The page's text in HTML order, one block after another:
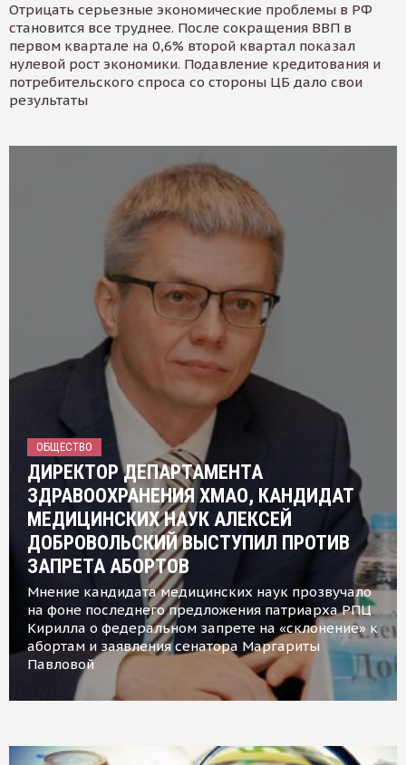
Отрицать серьезные экономические проблемы в РФ
становится все труднее. После сокращения ВВП в
первом квартале на 0,6% второй квартал показал
нулевой рост экономики. Подавление кредитования и
потребительского спроса со стороны ЦБ дало свои
результаты
ОБЩЕСТВО
ДИРЕКТОР ДЕПАРТАМЕНТА
ЗДРАВООХРАНЕНИЯ ХМАО, КАНДИДАТ
МЕДИЦИНСКИХ НАУК АЛЕКСЕЙ
ДОБРОВОЛЬСКИЙ ВЫСТУПИЛ ПРОТИВ
ЗАПРЕТА АБОРТОВ
Мнение кандидата медицинских наук прозвучало
на фоне последнего предложения патриарха РПЦ
Кирилла о федеральном запрете на «склонение» к
абортам и заявления сенатора Маргариты
Павловой